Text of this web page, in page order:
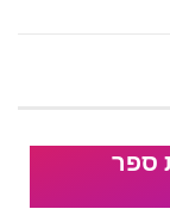
ספר